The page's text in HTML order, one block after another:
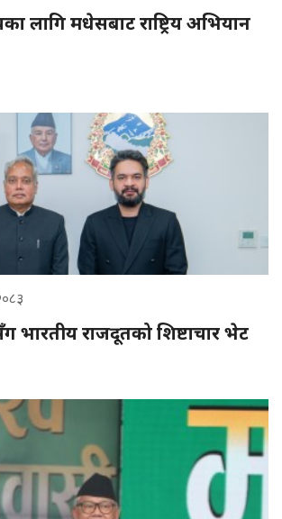
लागि मधेसबाट राष्ट्रिय अभियान
भारतीय राजदूतको शिष्टाचार भेट